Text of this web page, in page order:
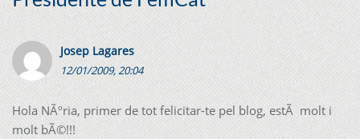
Josep Lagares
12/01/2009, 20:04
Hola NÃºria, primer de tot felicitar-te pel blog, estÃ molt i
molt bÃ©!!!